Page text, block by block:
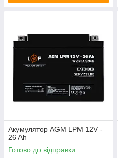
Акумулятор AGM LPM 12V -
26 Ah
Готово до відправки